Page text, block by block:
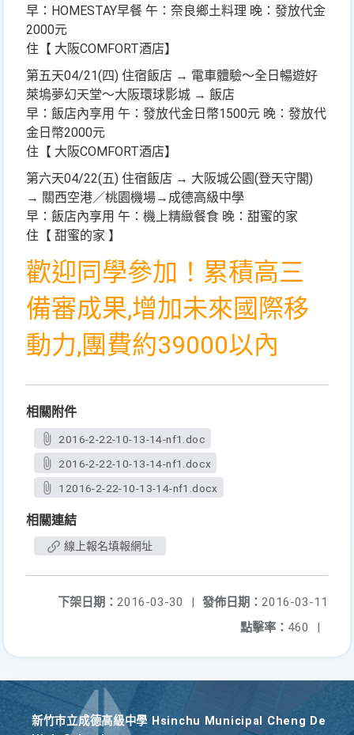
早：HOMESTAY早餐 午：奈良鄉土料理 晚：發放代金
2000元
住【 大阪COMFORT酒店】
第五天04/21(四) 住宿飯店 → 電車體驗～全日暢遊好
萊塢夢幻天堂～大阪環球影城 → 飯店
早：飯店內享用 午：發放代金日幣1500元 晚：發放代
金日幣2000元
住【 大阪COMFORT酒店】
第六天04/22(五) 住宿飯店 → 大阪城公園(登天守閣)
→ 關西空港／桃園機場→成德高級中學
早：飯店內享用 午：機上精緻餐食 晚：甜蜜的家
住【 甜蜜的家 】
歡迎同學參加！累積高三
備審成果,增加未來國際移
動力,團費約39000以內
相關附件
2016-2-22-10-13-14-nf1.doc
2016-2-22-10-13-14-nf1.docx
12016-2-22-10-13-14-nf1.docx
相關連結
線上報名填報網址
發佈日期： 2016-03-11
下架日期： 2016-03-30
|
點擊率： 460 |
新竹巿立成德高級中學 Hsinchu Municipal Cheng De